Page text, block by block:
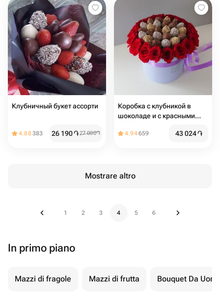
Клубничный букет ассорти
4.88383 26 190֏27 000֏
Коробка с клубникой в
шоколаде и с красными
4.94659 43 024֏
Mostrare altro
1 2 3 4 5 6
In primo piano
Mazzi di fragole Mazzi di frutta Bouquet Da